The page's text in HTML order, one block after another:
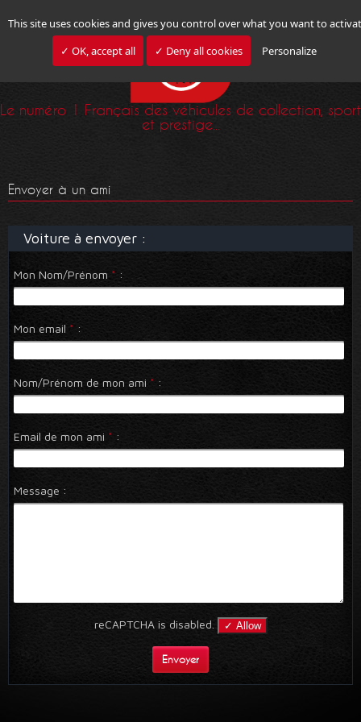
This site uses cookies and gives you control over what you want to
✓ OK, accept all
✓ Deny all cookies Personalize
Le numéro 1 Français des véhicules de collection, sport
et prestige...
Envoyer à un ami
Voiture à envoyer :
Mon Nom/Prénom * :
Mon email * :
Nom/Prénom de mon ami * :
Email de mon ami * :
Message :
reCAPTCHA is disabled. ✓ Allow